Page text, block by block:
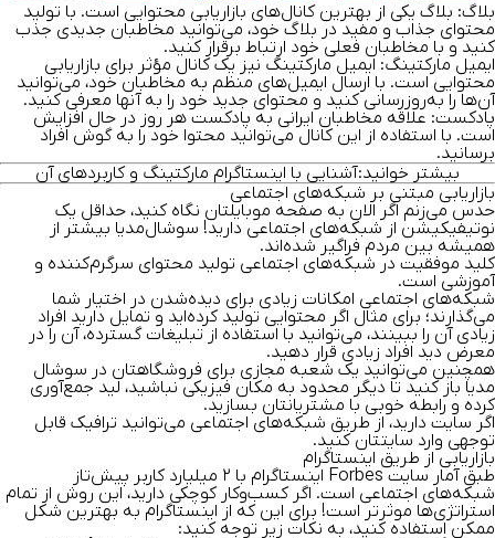
بلاگ: بلاگ یکی از بهترین کانال‌های بازاریابی محتوایی است. با تولید
محتوای جذاب و مفید در بلاگ خود، می‌توانید مخاطبان جدیدی جذب
کنید و با مخاطبان فعلی خود ارتباط برقرار کنید.
ایمیل مارکتینگ: ایمیل مارکتینگ نیز یک کانال مؤثر برای بازاریابی
محتوایی است. با ارسال ایمیل‌های منظم به مخاطبان خود، می‌توانید
آن‌ها را به‌روزرسانی کنید و محتوای جدید خود را به آنها معرفی کنید.
پادکست: علاقه مخاطبان ایرانی به پادکست هر روز در حال افزایش
است. با استفاده از این کانال می‌توانید محتوا خود را به گوش افراد
برسانید.
بیشتر خوانید:آشنایی با اینستاگرام مارکتینگ و کاربردهای آن
بازاریابی مبتنی بر شبکه‌های اجتماعی
حدس می‌زنم اگر الان به صفحه موبایلتان نگاه کنید، حداقل یک
نوتیفیکیشن از شبکه‌های اجتماعی دارید! سوشال‌مدیا بیشتر از
همیشه بین مردم فراگیر شده‌اند.
کلید موفقیت در شبکه‌های اجتماعی تولید محتوای سرگرم‌کننده و
آموزشی است.
شبکه‌های اجتماعی امکانات زیادی برای دیده‌شدن در اختیار شما
می‌گذارند؛ برای مثال اگر محتوایی تولید‌ کرده‌اید و تمایل دارید افراد
زیادی آن را ببینند، می‌توانید با استفاده از تبلیغات گسترده، آن را در
معرض دید افراد زیادی قرار د‌هید.
همچنین می‌توانید یک شعبه مجازی برای فروشگاهتان در سوشال
مدیا باز کنید تا دیگر محدود به مکان فیزیکی نباشید، لید جمع‌آوری
کرده و رابطه خوبی با مشتریانتان بسازید.
اگر سایت دارید، از طریق شبکه‌های اجتماعی می‌توانید ترافیک قابل
توجهی وارد سایتتان کنید.
بازاریابی از طریق اینستاگرام
طبق آمار سایت Forbes
اینستاگرام با ۲ میلیارد کاربر پیش‌تاز
شبکه‌های اجتماعی است. اگر کسب‌و‌کار کوچکی دارید، این روش از تمام
استراتژی‌ها موثر‌تر است! برای این که از اینستاگرام به بهترین شکل
ممکن استفاده کنید، به نکات زیر توجه کنید: